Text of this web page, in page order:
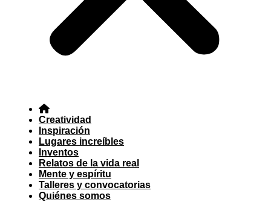
Creatividad
Inspiración
Lugares increíbles
Inventos
Relatos de la vida real
Mente y espíritu
Talleres y convocatorias
Quiénes somos